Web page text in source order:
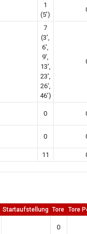
1
(5')
7
(3',
6',
9',
13',
23',
26',
46')
0
0
11
Startaufstellung Tore Tore
0